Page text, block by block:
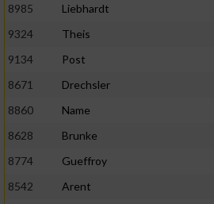
8985
Liebhardt
9324
Theis
9134
Post
8671
Drechsler
8860
Name
8628
Brunke
8774
Gueffroy
8542
Arent